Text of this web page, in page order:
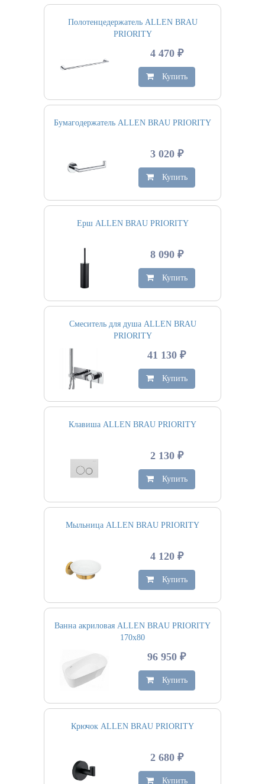
Полотенцедержатель ALLEN BRAU
PRIORITY
4 470 ₽
Купить
Бумагодержатель ALLEN BRAU PRIORITY
3 020 ₽
Купить
Ерш ALLEN BRAU PRIORITY
8 090 ₽
Купить
Смеситель для душа ALLEN BRAU
PRIORITY
41 130 ₽
Купить
Клавиша ALLEN BRAU PRIORITY
2 130 ₽
Купить
Мыльница ALLEN BRAU PRIORITY
4 120 ₽
Купить
Ванна акриловая ALLEN BRAU PRIORITY
170х80
96 950 ₽
Купить
Крючок ALLEN BRAU PRIORITY
2 680 ₽
Купить